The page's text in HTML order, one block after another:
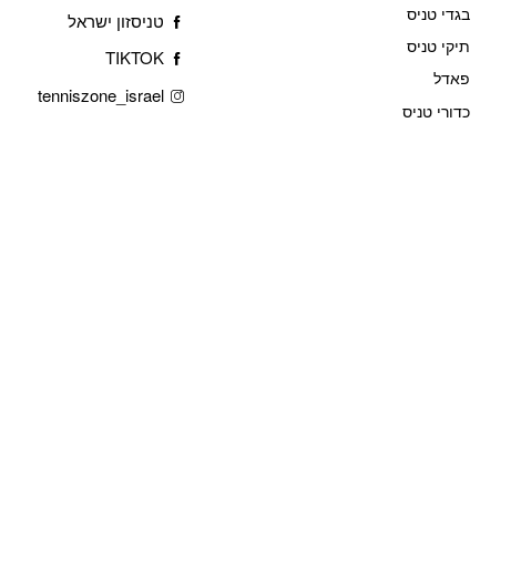
בגדי טניס
תיקי טניס
פאדל
כדורי טניס
טניסזון ישראל
TIKTOK
tenniszone_israel